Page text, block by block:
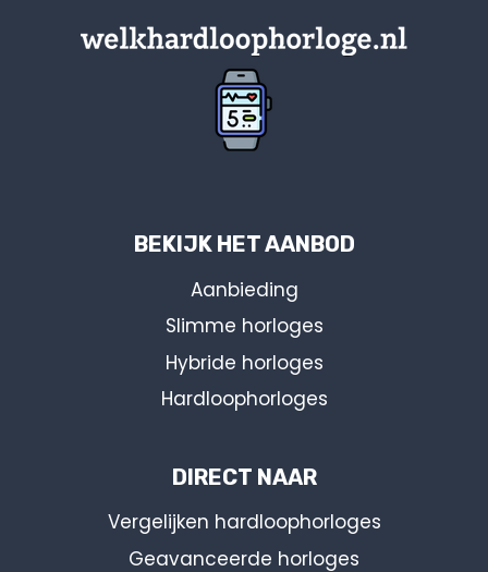
BEKIJK HET AANBOD
Aanbieding
Slimme horloges
Hybride horloges
Hardloophorloges
DIRECT NAAR
Vergelijken hardloophorloges
Geavanceerde horloges